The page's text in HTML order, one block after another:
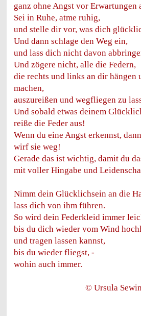
ganz ohne Angst vor Erwartungen
Sei in Ruhe, atme ruhig,
und stelle dir vor, was dich
Und dann schlage den Weg ein,
und lass dich nicht davon
Und zögere nicht, alle die Federn,
die rechts und links an dir hängen
machen,
auszureißen und wegfliegen zu
Und sobald etwas deinem
reiße die Feder aus!
Wenn du eine Angst erkennst,
wirf sie weg!
Gerade das ist wichtig, damit du
mit voller Hingabe und
Nimm dein Glücklichsein an die
lass dich von ihm führen.
So wird dein Federkleid immer
bis du dich wieder vom Wind
und tragen lassen kannst,
bis du wieder fliegst, -
wohin auch immer.
© Ursula